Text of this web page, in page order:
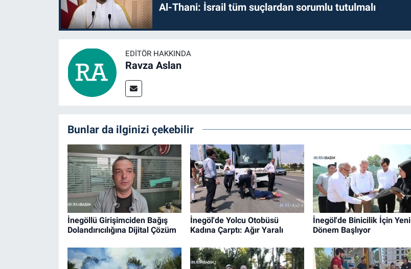
Al-Thani: İsrail tüm suçlardan sorumlu tutulmalı
EDITÖR HAKKINDA
Ravza Aslan
Bunlar da ilginizi çekebilir
İnegöllü Girişimciden Bağış
Dolandırıcılığına Dijital Çözüm
İnegöl'de Yolcu Otobüsü
Kadına Çarptı: Ağır Yaralı
İnegöl'de Binicilik İçin Yeni
Dönem Başlıyor